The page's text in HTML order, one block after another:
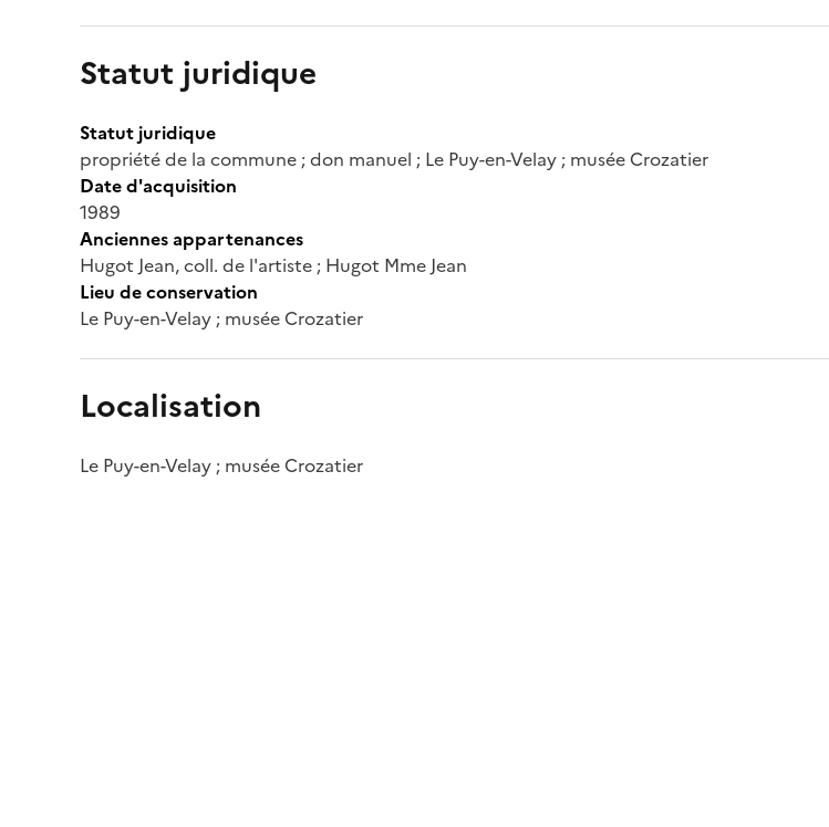
Statut juridique
Statut juridique
propriété de la commune ; don manuel ; Le Puy-en-Velay ; musée Crozatier
Date d'acquisition
1989
Anciennes appartenances
Hugot Jean, coll. de l'artiste ; Hugot Mme Jean
Lieu de conservation
Le Puy-en-Velay ; musée Crozatier
Localisation
Le Puy-en-Velay ; musée Crozatier